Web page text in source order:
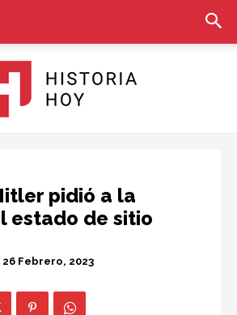
Hoy
pidió a la
estado de sitio
26 Febrero, 2023